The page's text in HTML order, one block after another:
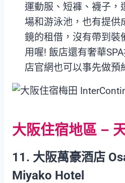
運動服、短褲、襪子，
場和游泳池，也有提供
鏡的租借，沒有帶到裝
用喔! 飯店還有奢華
店官網也可以事先做預
大阪住宿地區 –
11. 大阪萬豪酒店
Miyako Hotel